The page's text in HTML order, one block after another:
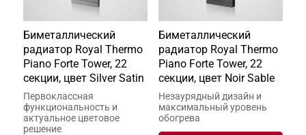
Биметаллический
радиатор Royal Thermo
Piano Forte Tower, 22
секции, цвет Silver Satin
Первоклассная
функциональность и
актуальное цветовое
решение
Биметаллический
радиатор Royal Thermo
Piano Forte Tower, 22
секции, цвет Noir Sable
Незаурядный дизайн и
максимальный уровень
обогрева